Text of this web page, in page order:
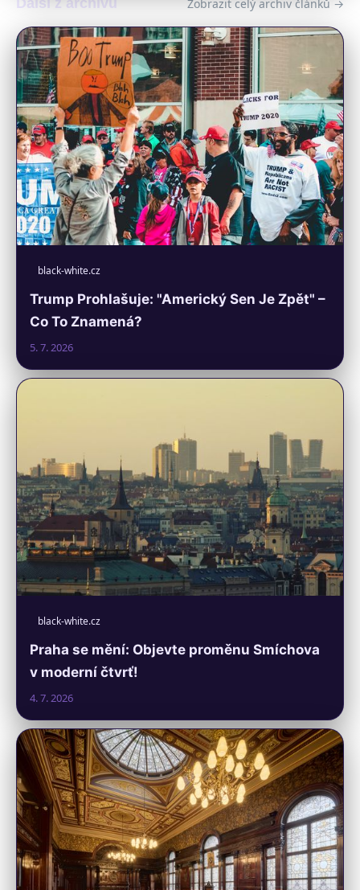
Další z archivu Zobrazit celý archiv článků →
black-white.cz
Trump Prohlašuje: "Americký Sen Je Zpět" –
Co To Znamená?
5. 7. 2026
black-white.cz
Praha se mění: Objevte proměnu Smíchova
v moderní čtvrť!
4. 7. 2026